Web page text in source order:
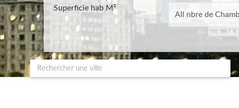
Superficie hab M²